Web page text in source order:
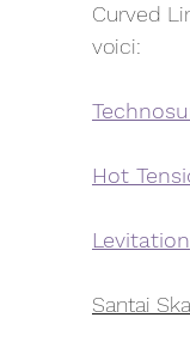
Curved
voici:
Hot
Levitation
Santai